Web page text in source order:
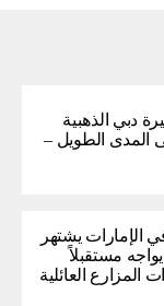
دبي الذهبية
المدى الطويل –
الإمارات يشتهر
مستقبلاً
العائلية